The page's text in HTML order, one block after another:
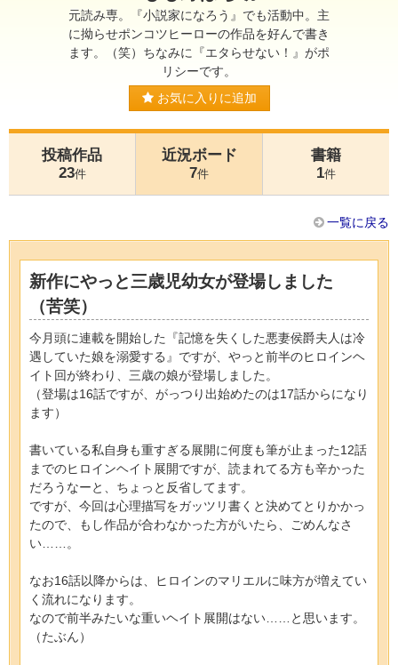
元読み専。『小説家になろう』でも活動中。主
に拗らせポンコツヒーローの作品を好んで書き
ます。（笑）ちなみに『エタらせない！』がポ
リシーです。
お気に入りに追加
投稿作品
23件
近況ボード
7件
書籍
1件
一覧に戻る
新作にやっと三歳児幼女が登場しました
（苦笑）
今月頭に連載を開始した『記憶を失くした悪妻侯爵夫人は冷
遇していた娘を溺愛する』ですが、やっと前半のヒロインヘ
イト回が終わり、三歳の娘が登場しました。
（登場は16話ですが、がっつり出始めたのは17話からになり
ます）
書いている私自身も重すぎる展開に何度も筆が止まった12話
までのヒロインヘイト展開ですが、読まれてる方も辛かった
だろうなーと、ちょっと反省してます。
ですが、今回は心理描写をガッツリ書くと決めてとりかかっ
たので、もし作品が合わなかった方がいたら、ごめんなさ
い……。
なお16話以降からは、ヒロインのマリエルに味方が増えてい
く流れになります。
なので前半みたいな重いヘイト展開はない……と思います。
（たぶん）